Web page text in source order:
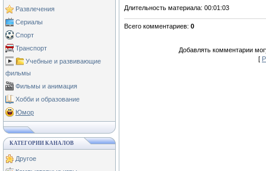
Развлечения
Сериалы
Спорт
Транспорт
Учебные и развивающие
фильмы
Фильмы и анимация
Хобби и образование
Юмор
КАТЕГОРИИ КАНАЛОВ
Другое
Длительность материала: 00:01:03
Всего комментариев: 0
Добавлять комментарии
[